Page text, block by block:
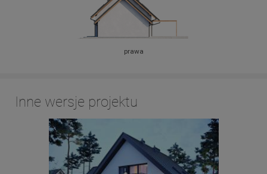
prawa
Inne wersje projektu